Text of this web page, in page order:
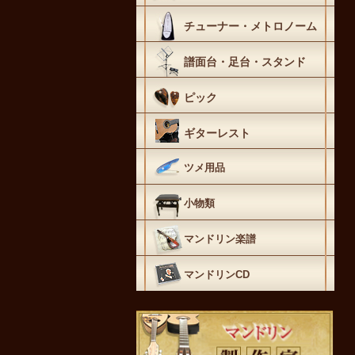
チューナー・メトロノーム
譜面台・足台・スタンド
ピック
ギターレスト
ツメ用品
小物類
マンドリン楽譜
マンドリンCD